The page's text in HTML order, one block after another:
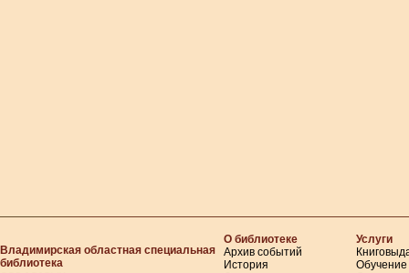
Владимирская областная специальная
библиотека
О библиотеке
Архив событий
История
Услуги
Обучение